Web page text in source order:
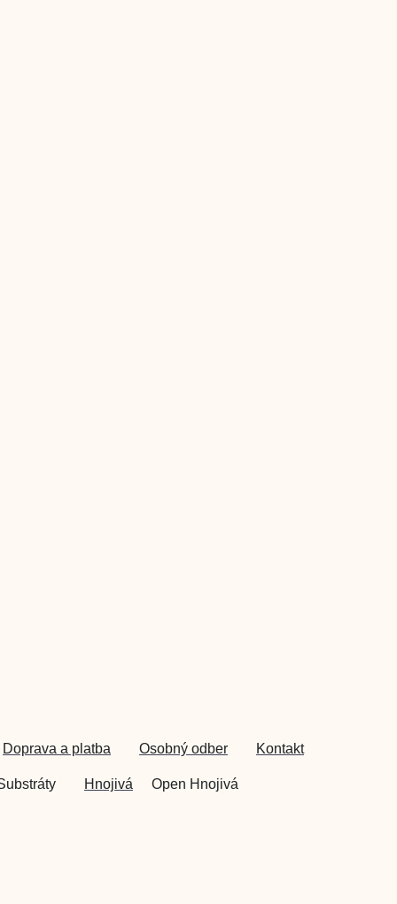
Doprava a platba Osobný odber Kontakt
Hnojivá Open Hnojivá